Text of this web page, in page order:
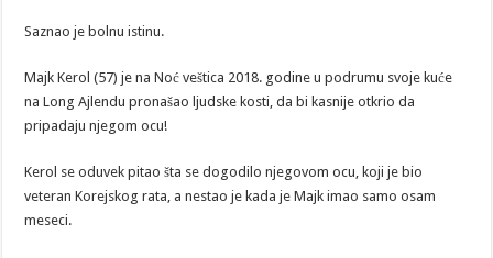
Saznao je bolnu istinu.
Majk Kerol (57) je na Noć veštica 2018. godine u podrumu svoje kuće
na Long Ajlendu pronašao ljudske kosti, da bi kasnije otkrio da
pripadaju njegom ocu!
Kerol se oduvek pitao šta se dogodilo njegovom ocu, koji je bio
veteran Korejskog rata, a nestao je kada je Majk imao samo osam
meseci.